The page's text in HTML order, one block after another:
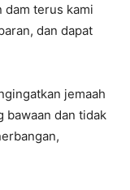
dam terus kami
dan dapat
jemaah
bawaan dan tidak